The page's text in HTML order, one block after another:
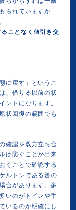
られていますか
ることなく値引き交
に戻す」というこ
、借りる以前の状
ントになります。
状回復の範囲でも
確認を双方立ち合
は防ぐことが出来
くことで確認する
ルトンである筈の
合があります。多
いのがトイレや手
いるのか明確にし